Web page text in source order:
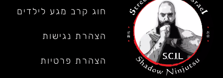
חוג קרב מגע לילדים
הצהרת נגישות
הצהרת פרטיות